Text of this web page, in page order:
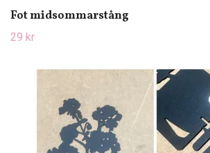
Fot midsommarstång
29 kr